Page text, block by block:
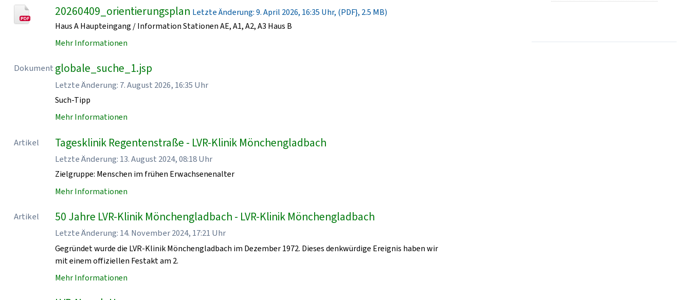
20260409_orientierungsplan Letzte Änderung: 9. April 2026, 16:35 Uhr, (PDF}, 2.5 MB)
Haus A Haupteingang / Information Stationen AE, A1, A2, A3 Haus B
Mehr Informationen
Dokument globale_suche_1.jsp
Letzte Änderung: 7. August 2026, 16:35 Uhr
Such-Tipp
Mehr Informationen
Artikel Tagesklinik Regentenstraße - LVR-Klinik Mönchengladbach
Letzte Änderung: 13. August 2024, 08:18 Uhr
Zielgruppe: Menschen im frühen Erwachsenenalter
Mehr Informationen
Artikel 50 Jahre LVR-Klinik Mönchengladbach - LVR-Klinik Mönchengladbach
Letzte Änderung: 14. November 2024, 17:21 Uhr
Gegründet wurde die LVR-Klinik Mönchengladbach im Dezember 1972. Dieses denkwürdige Ereignis haben wir
mit einem offiziellen Festakt am 2.
Mehr Informationen